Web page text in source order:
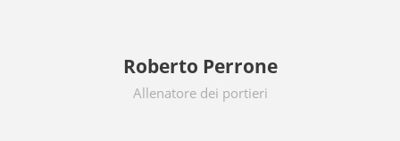
Roberto Perrone
Allenatore dei portieri